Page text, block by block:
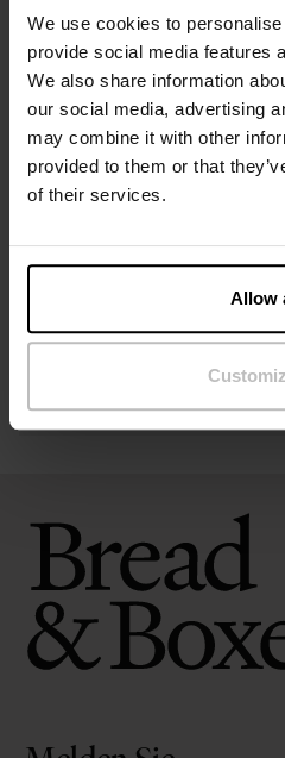
We use cookies to
provide social media features
We also share information
our social media, advertising
may combine it with other
provided to them or that
of their services.
Allow
dezenten Stil vereint – perfekt
Interpretation eines Klassikers
Material: 94 % Bio-Baumwolle,
Das Model ist 185 cm groß und
Spezifikation
Größentabelle
Pflegehinweise